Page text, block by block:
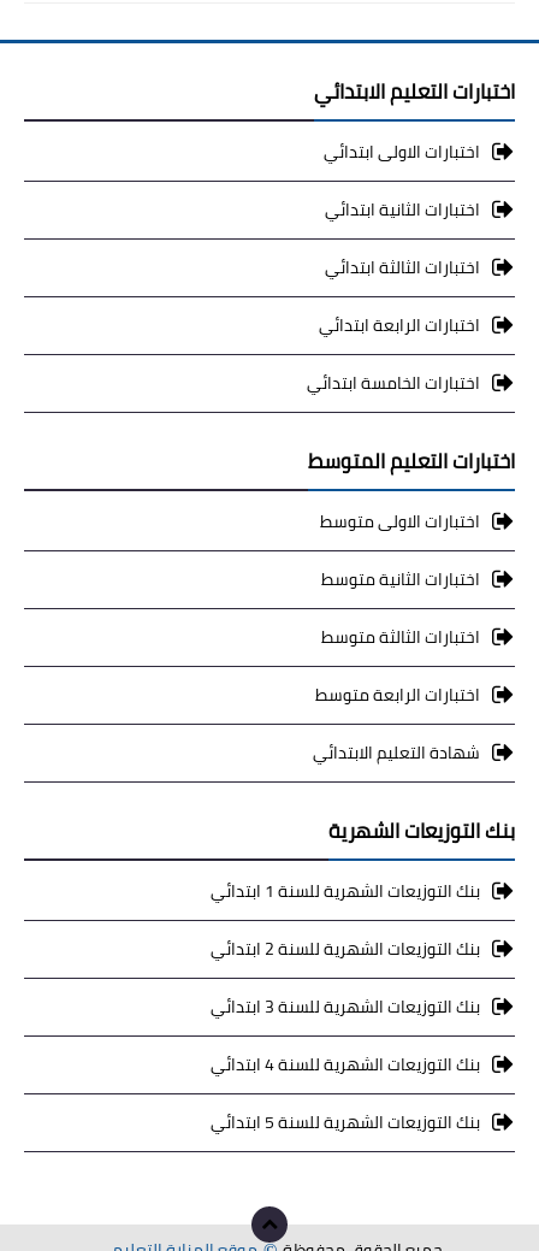
اختبارات التعليم الابتدائي
اختبارات الاولى ابتدائي
اختبارات الثانية ابتدائي
اختبارات الثالثة ابتدائي
اختبارات الرابعة ابتدائي
اختبارات الخامسة ابتدائي
اختبارات التعليم المتوسط
اختبارات الاولى متوسط
اختبارات الثانية متوسط
اختبارات الثالثة متوسط
اختبارات الرابعة متوسط
شهادة التعليم الابتدائي
بنك التوزيعات الشهرية
بنك التوزيعات الشهرية للسنة 1 ابتدائي
بنك التوزيعات الشهرية للسنة 2 ابتدائي
بنك التوزيعات الشهرية للسنة 3 ابتدائي
بنك التوزيعات الشهرية للسنة 4 ابتدائي
بنك التوزيعات الشهرية للسنة 5 ابتدائي